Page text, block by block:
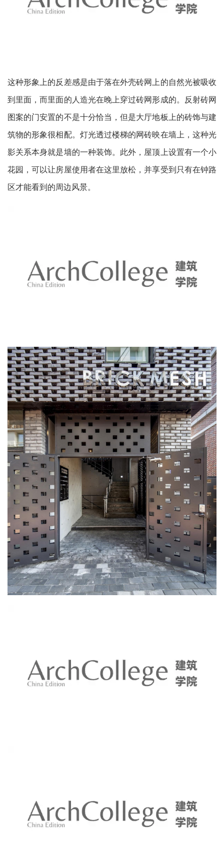
建
筑
设
计
室
内
设
计
专
教
极
速
工
作
流
登录 注册
图案的门安置的不是十分恰当，但是大厅地板上的砖饰与建
筑物的形象很相配。灯光透过楼梯的网砖映在墙上，这种光
影关系本身就是墙的一种装饰。此外，屋顶上设置有一个小
花园，可以让房屋使用者在这里放松，并享受到只有在钟路
区才能看到的周边风景。